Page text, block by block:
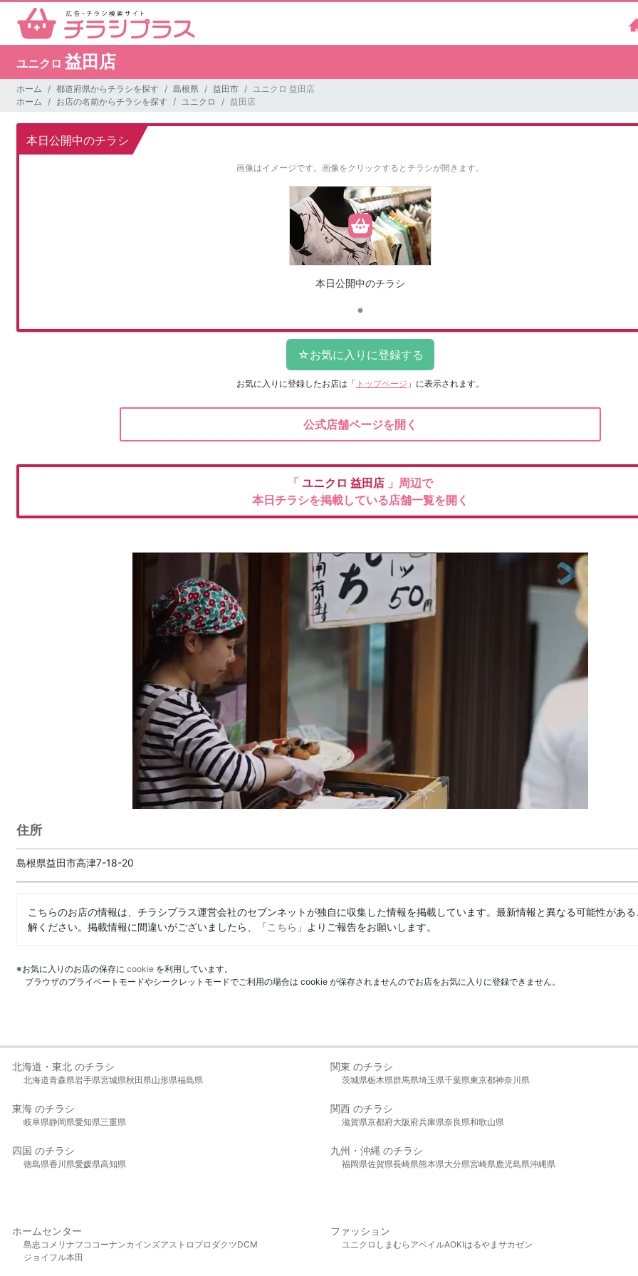
ユニクロ 益田店
ホーム 都道府県からチラシを探す 島根県 益田市
ユニクロ 益田店
ホーム
お店の名前からチラシを探す ユニクロ 益田店
本日公開中のチラシ
画像はイメージです。 画像をクリックするとチラシが開きます。
本日公開中のチラシ
お気に入りに登録したお店は 「 トップページ 」に表示されます。
公式店舗ページを開く
「 ユニクロ 益田店 」周辺で
本日チラシを掲載している店舗一覧を開く
住所
島根県益田市高津7-18-20
こちらのお店の情報は、チラシプラス運営会社のセブンネットが独自に収集した情報を掲載しています。最新情報と異なる可能性があ
解ください。掲載情報に間違いがございましたら、「こちら 」よりご報告をお願いします。
※お気に入りのお店の保存に cookie を利用しています。
ブラウザのプライベートモードやシークレットモードでご利用の場合は cookie が保存されませんのでお店をお気に入りに登録できません。
北海道・東北 のチラシ
北海道青森県岩手県宮城県秋田県山形県福島県
関東 のチラシ
茨城県栃木県群馬県埼玉県千葉県東京都神奈川県
東海 のチラシ
岐阜県静岡県愛知県三重県
関西 のチラシ
滋賀県京都府大阪府兵庫県奈良県和歌山県
四国 のチラシ
徳島県香川県愛媛県高知県
九州・沖縄 のチラシ
福岡県佐賀県長崎県熊本県大分県宮崎県鹿児島県沖縄県
ホームセンター
島忠 コメリ ナフコ コーナンカインズアストロプロダクツDCM
ジョイフル本田
ファッション
ユニクロ しまむら アベイルAOKIはるやま サカゼン